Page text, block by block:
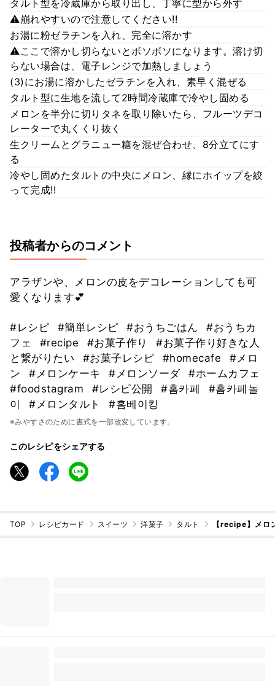
タルト型を冷蔵庫から取り出し、丁寧に型から外す
⚠️崩れやすいので注意してください!!
お湯に粉ゼラチンを入れ、完全に溶かす
⚠️ここで溶かし切らないとボソボソになります。溶け切
らない場合は、電子レンジで加熱しましょう
(3)にお湯に溶かしたゼラチンを入れ、素早く混ぜる
タルト型に生地を流して2時間冷蔵庫で冷やし固める
メロンを半分に切りタネを取り除いたら、フルーツデコ
レーターで丸くくり抜く
生クリームとグラニュー糖を混ぜ合わせ、8分立てにす
る
冷やし固めたタルトの中央にメロン、縁にホイップを絞
って完成!!
投稿者からのコメント
アラザンや、メロンの皮をデコレーションしても可
愛くなります💕
#レシピ #簡単レシピ #おうちごはん
#おうちカ
フェ
#recipe #お菓子作り
#お菓子作り好きな人
と繋がりたい
#お菓子レシピ #homecafe
#メロ
ン
#メロンケーキ #メロンソーダ
#ホームカフェ
#foodstagram
#レシピ公開 #홈카페
#홈카페놀
이
#メロンタルト #홈베이킹
※みやすさのために書式を一部改変しています。
このレシピをシェアする
TOP レシピカード スイーツ 洋菓子 タルト 【recipe】メロ